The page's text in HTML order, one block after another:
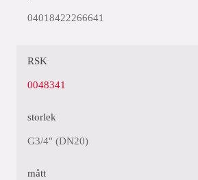
04018422266641
RSK
0048341
storlek
G3/4" (DN20)
mått